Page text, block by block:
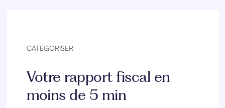
CATÉGORISER
Votre rapport fiscal en
moins de 5 min